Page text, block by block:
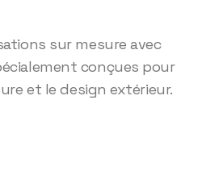
sur mesure avec
conçues pour
et le design extérieur.